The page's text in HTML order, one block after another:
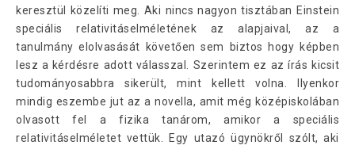
keresztül közelíti meg. Aki nincs nagyon tisztában Einstein
speciális relativitáselméletének az alapjaival, az a
tanulmány elolvasását követően sem biztos hogy képben
lesz a kérdésre adott válasszal. Szerintem ez az írás kicsit
tudományosabbra sikerült, mint kellett volna. Ilyenkor
mindig eszembe jut az a novella, amit még középiskolában
olvasott fel a fizika tanárom, amikor a speciális
relativitáselméletet vettük. Egy utazó ügynökről szólt, aki